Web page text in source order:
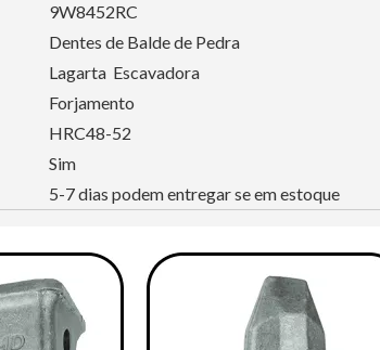
9W8452RC
Dentes de Balde de Pedra
Lagarta Escavadora
Forjamento
HRC48-52
Sim
5-7 dias podem entregar se em estoque